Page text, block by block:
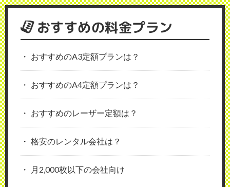
おすすめの料金プラン
おすすめのA3定額プランは？
おすすめのA4定額プランは？
おすすめのレーザー定額は？
格安のレンタル会社は？
月2,000枚以下の会社向け